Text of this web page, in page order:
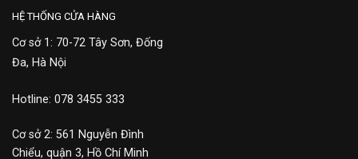
HỆ THỐNG CỬA HÀNG
Cơ sở 1: 70-72 Tây Sơn, Đống
Đa, Hà Nội
Hotline: 078 3455 333
Cơ sở 2: 561 Nguyễn Đình
Chiểu, quận 3, Hồ Chí Minh